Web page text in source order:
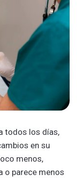
todos los días,
en su
menos,
o parece menos